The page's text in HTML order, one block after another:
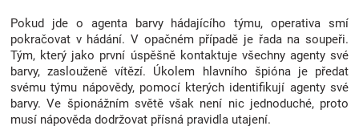
oblečení
Novinky
Značky
Pokud jde o agenta barvy hádajícího týmu, operativa smí
pokračovat v hádání. V opačném případě je řada na soupeři.
Tým, který jako první úspěšně kontaktuje všechny agenty své
barvy, zaslouženě vítězí. Úkolem hlavního špióna je předat
svému týmu nápovědy, pomocí kterých identifikují agenty své
barvy. Ve špionážním světě však není nic jednoduché, proto
musí nápověda dodržovat přísná pravidla utajení.